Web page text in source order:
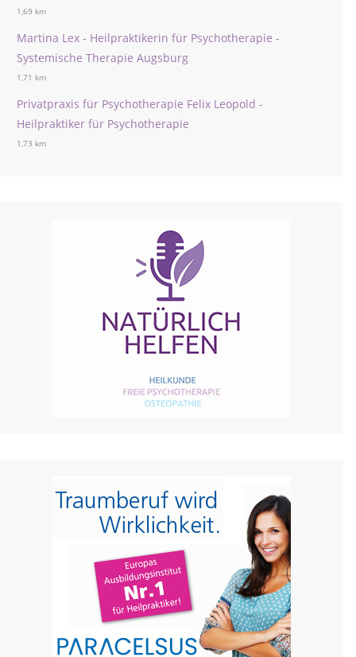
1,69 km
Martina Lex - Heilpraktikerin für Psychotherapie -
Systemische Therapie Augsburg
1,71 km
Privatpraxis für Psychotherapie Felix Leopold -
Heilpraktiker für Psychotherapie
1,73 km